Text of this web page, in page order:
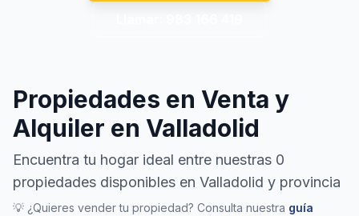
Propiedades en Venta y
Alquiler en Valladolid
Encuentra tu hogar ideal entre nuestras 0
propiedades disponibles en Valladolid y provincia
💡 ¿Quieres vender tu propiedad? Consulta nuestra guía